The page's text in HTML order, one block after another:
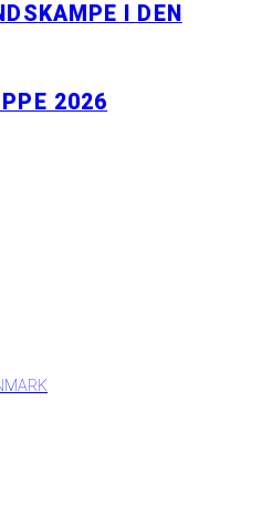
I DEN
2026